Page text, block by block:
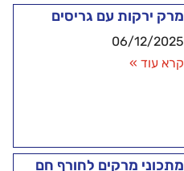
מרק ירקות עם גריסים
06/12/2025
קרא עוד »
מתכוני מרקים לחורף חם